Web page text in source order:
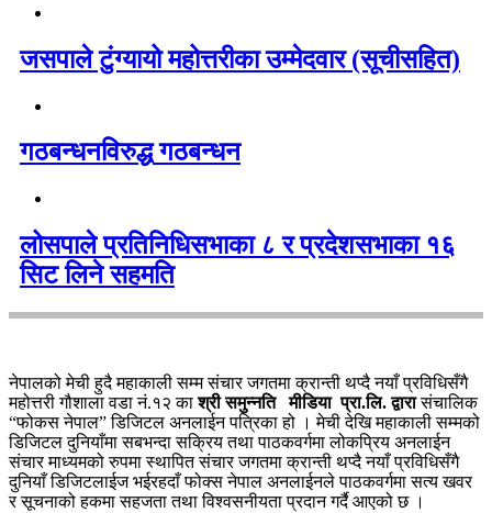
जसपाले टुंग्यायो महोत्तरीका उम्मेदवार (सूचीसहित)
गठबन्धनविरुद्ध गठबन्धन
लोसपाले प्रतिनिधिसभाका ८ र प्रदेशसभाका १६
सिट लिने सहमति
नेपालको मेची हुदै महाकाली सम्म संचार जगतमा क्रान्ती थप्दै नयाँ प्रविधिसँगै
महोत्तरी गौशाला वडा नं.१२ काश्री समुन्नति मीडिया प्रा.लि. द्वारासंचालिक
“फोकस नेपाल” डिजिटल अनलाईन पत्रिका हो । मेची देखि महाकाली सम्मको
डिजिटल दुनियाँमा सबभन्दा सक्रिय तथा पाठकवर्गमा लोकप्रिय अनलाईन
संचार माध्यमको रुपमा स्थापित संचार जगतमा क्रान्ती थप्दै नयाँ प्रविधिसँगै
दुनियाँ डिजिटलाईज भईरहदाँ फोक्स नेपाल अनलाईनले पाठकवर्गमा सत्य खवर
र सूचनाको हकमा सहजता तथा विश्वसनीयता प्रदान गर्दै आएको छ ।